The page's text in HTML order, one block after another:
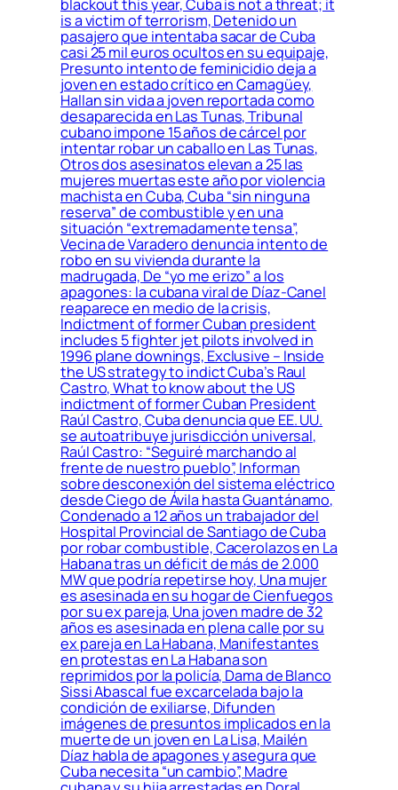
blackout this year, Cuba is not a threat; it
is a victim of terrorism, Detenido un
pasajero que intentaba sacar de Cuba
casi 25 mil euros ocultos en su equipaje,
Presunto intento de feminicidio deja a
joven en estado crítico en Camagüey,
Hallan sin vida a joven reportada como
desaparecida en Las Tunas, Tribunal
cubano impone 15 años de cárcel por
intentar robar un caballo en Las Tunas,
Otros dos asesinatos elevan a 25 las
mujeres muertas este año por violencia
machista en Cuba, Cuba “sin ninguna
reserva” de combustible y en una
situación “extremadamente tensa”,
Vecina de Varadero denuncia intento de
robo en su vivienda durante la
madrugada, De “yo me erizo” a los
apagones: la cubana viral de Díaz-Canel
reaparece en medio de la crisis,
Indictment of former Cuban president
includes 5 fighter jet pilots involved in
1996 plane downings, Exclusive – Inside
the US strategy to indict Cuba’s Raul
Castro, What to know about the US
indictment of former Cuban President
Raúl Castro, Cuba denuncia que EE. UU.
se autoatribuye jurisdicción universal,
Raúl Castro: “Seguiré marchando al
frente de nuestro pueblo”, Informan
sobre desconexión del sistema eléctrico
desde Ciego de Ávila hasta Guantánamo,
Condenado a 12 años un trabajador del
Hospital Provincial de Santiago de Cuba
por robar combustible, Cacerolazos en La
Habana tras un déficit de más de 2.000
MW que podría repetirse hoy, Una mujer
es asesinada en su hogar de Cienfuegos
por su ex pareja, Una joven madre de 32
años es asesinada en plena calle por su
ex pareja en La Habana, Manifestantes
en protestas en La Habana son
reprimidos por la policía, Dama de Blanco
Sissi Abascal fue excarcelada bajo la
condición de exiliarse, Difunden
imágenes de presuntos implicados en la
muerte de un joven en La Lisa, Mailén
Díaz habla de apagones y asegura que
Cuba necesita “un cambio”, Madre